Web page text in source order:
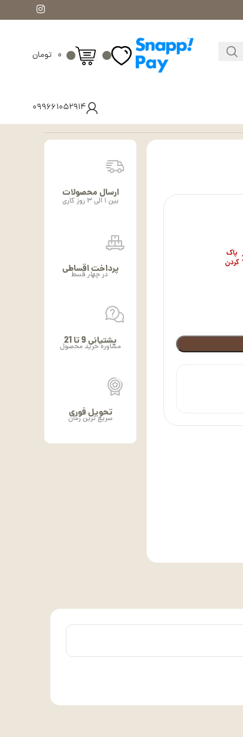
۰ تومان
۰۹۹۶۶۱۰۵۲۹۱۴
پاک
کردن
ارسال محصولات
بین ۱ الی ۳ روز کاری
پرداخت اقساطی
درچهارقسط
پشتیانی 9 تا 21
مشاوره خرید محصول
تحویل فوری
سریع ترین زمان